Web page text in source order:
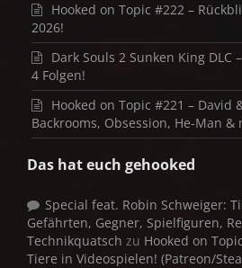
Hooked on Topic #222 –
2026!
Dark Souls 2 Sunken King DLC
4 Folgen!
Hooked on Topic #221 – David
Backrooms, Obsession, He-Man &
Das hat euch gehooked
Special feat. Robin Schweiger:
Gefährten, Gegner, Spielfiguren,
Technikquatsch zu Hooked on
Tiere in Videospielen! (Patreon/